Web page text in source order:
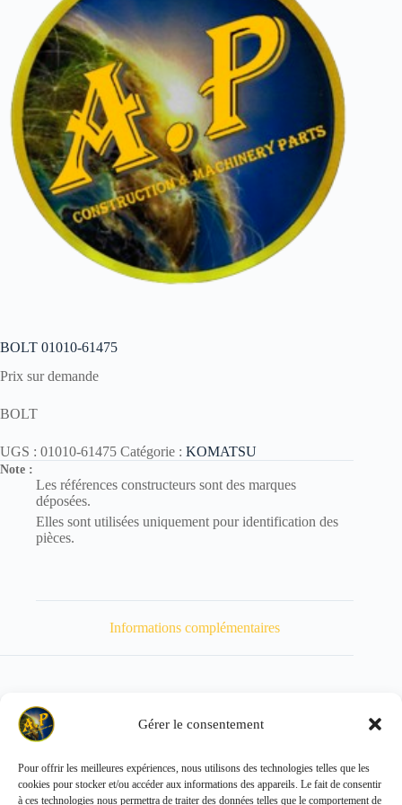
Gérer le consentement
Pour offrir les meilleures expériences, nous utilisons des technologies telles que les
cookies pour stocker et/ou accéder aux informations des appareils. Le fait de consentir
à ces technologies nous permettra de traiter des données telles que le comportement de
BOLT 01010-61475
Prix sur demande
BOLT
UGS : 01010-61475 Catégorie : KOMATSU
Note :
Les références constructeurs sont des marques
déposées.
Elles sont utilisées uniquement pour identification des
pièces.
Informations complémentaires
Poids 100 kg
Copyright © 2026 - ALL PARTS FRANCE SAS